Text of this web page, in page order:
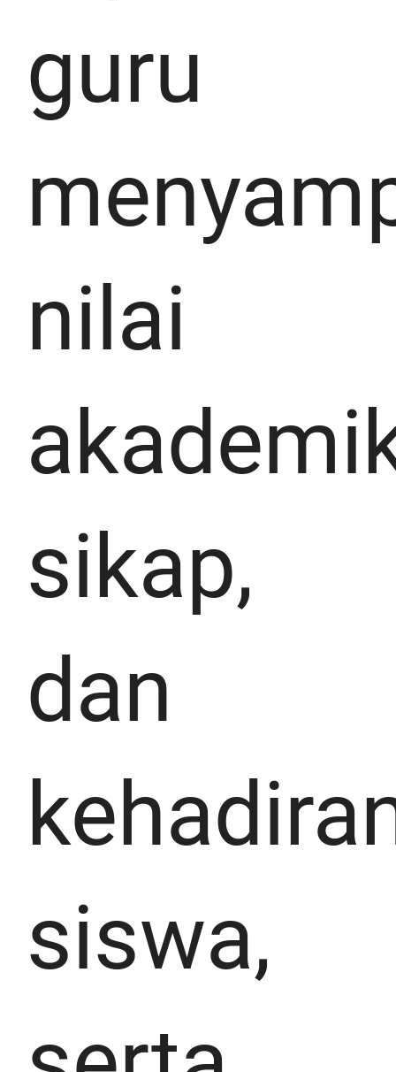
guru
nilai
sikap,
dan
siswa,